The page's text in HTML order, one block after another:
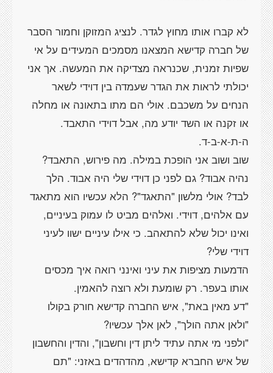
לא קברו אותו מחוץ לגדר. לנציג המזוקן וחמור הסבר
של חברה קדישא המצאנו מסמכים המעידים על אי
שפיות זמנית, שכנראה מצדיקה את המעשה. אך אני
יכולתי לראות את הגדר שעמדה בין דוידי לשאר
הנחים על משכבם. אולי הם מתו בתאונה או מחלה
שוב ושוב אני הופכת במילה. מה פירוש, התאבד?
נהיה אבוד? גם לפני כן דוידי שלי היה אבוד. הלך
לבד? אולי מלשון "התאגד"? הלא עכשיו הוא מתאגד
עם אלהים, דוידי. ואלהים מביט לו עמוק בעיניים,
ואינו יכול שלא להתאהב. כי אילו עיניים ישוו לעיני
הדמעות מציפות את עיני ואינני רואה איך מכסים
"ולפני מי אתה עתיד ליתן דין וחשבון", והדין והחשבון
של איש החברא קדישא, מהדהדים באזני: "תם